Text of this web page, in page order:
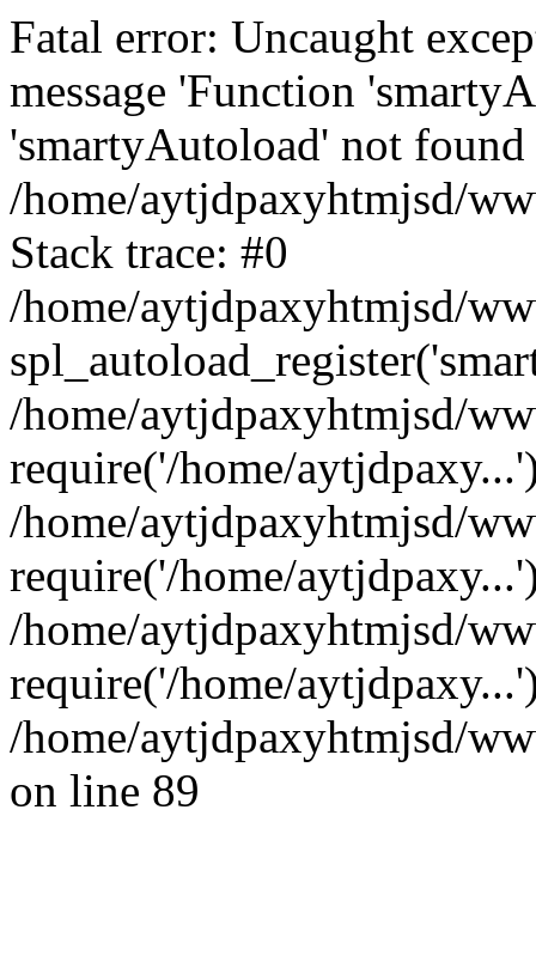
Fatal error: Uncaught
message 'Function
'smartyAutoload' not
/home/aytjdpaxyhtmjsd/
Stack trace: #0
/home/aytjdpaxyhtmjsd/
/home/aytjdpaxyhtmjsd/
require('/home/
/home/aytjdpaxyhtmjsd/
require('/home/
/home/aytjdpaxyhtmjsd/
require('/home/
/home/aytjdpaxyhtmjsd/
on line 89